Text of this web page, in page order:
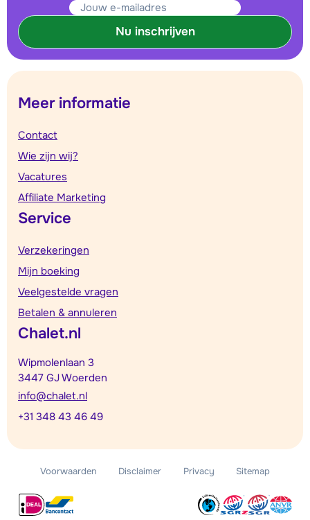
Nu inschrijven
Meer informatie
Contact
Wie zijn wij?
Vacatures
Affiliate Marketing
Service
Verzekeringen
Mijn boeking
Veelgestelde vragen
Betalen & annuleren
Chalet.nl
Wipmolenlaan 3
3447 GJ Woerden
info@chalet.nl
+31 348 43 46 49
Voorwaarden Disclaimer Privacy Sitemap